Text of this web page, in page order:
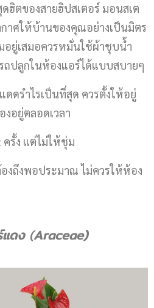
ฮิตของสายฮิปสเตอร์ มอนสเต
าศให้บ้านของคุณอย่างเป็นมิตร
อยู่เสมอควรหมั่นใช้ผ้าชุบน้ำ
ปลูกในห้องแอร์ได้แบบสบายๆ
ดดรำไรเป็นที่สุด ควรตั้งให้อยู่
อยู่ตลอดเวลา
ครั้ง แต่ไม่ให้ชุ่ม
งถึงพอประมาณ ไม่ควรให้ห้อง
แดง (Araceae)